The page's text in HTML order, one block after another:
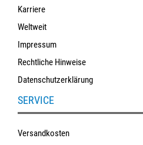
Me
JustMILO
I
NEED
Optische
Instrumente
Karriere
Weltweit
Impressum
Rechtliche Hinweise
Datenschutzerklärung
SERVICE
Versandkosten